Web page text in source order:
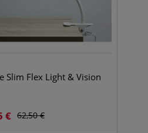
Slim Flex Light & Vision
€ 62,50€